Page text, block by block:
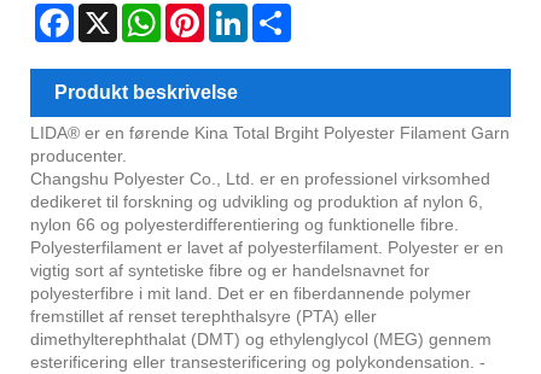
Facebook
X WhatsAppPinterestLinkedIn
Produkt beskrivelse
LIDA® er en førende Kina Total Brgiht Polyester Filament Garn
producenter.
Changshu Polyester Co., Ltd. er en professionel virksomhed
dedikeret til forskning og udvikling og produktion af nylon 6,
nylon 66 og polyesterdifferentiering og funktionelle fibre.
Polyesterfilament er lavet af polyesterfilament. Polyester er en
vigtig sort af syntetiske fibre og er handelsnavnet for
polyesterfibre i mit land. Det er en fiberdannende polymer
fremstillet af renset terephthalsyre (PTA) eller
dimethylterephthalat (DMT) og ethylenglycol (MEG) gennem
esterificering eller transesterificering og polykondensation. -